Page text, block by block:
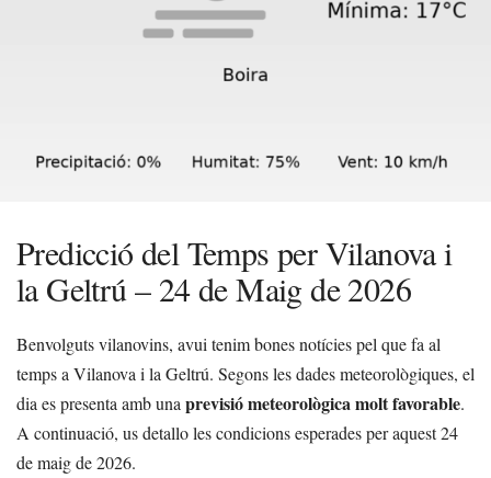
Predicció del Temps per Vilanova i
la Geltrú – 24 de Maig de 2026
Benvolguts vilanovins, avui tenim bones notícies pel que fa al
temps a Vilanova i la Geltrú. Segons les dades meteorològiques, el
dia es presenta amb unaprevisió meteorològica molt favorable.
A continuació, us detallo les condicions esperades per aquest 24
de maig de 2026.